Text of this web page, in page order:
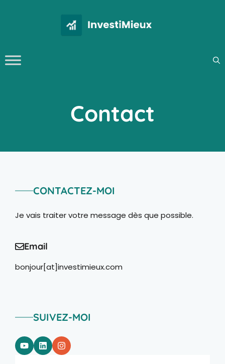
Contact
CONTACTEZ-MOI
Je vais traiter votre message dès que possible.
Email
bonjour[at]investimieux.com
SUIVEZ-MOI